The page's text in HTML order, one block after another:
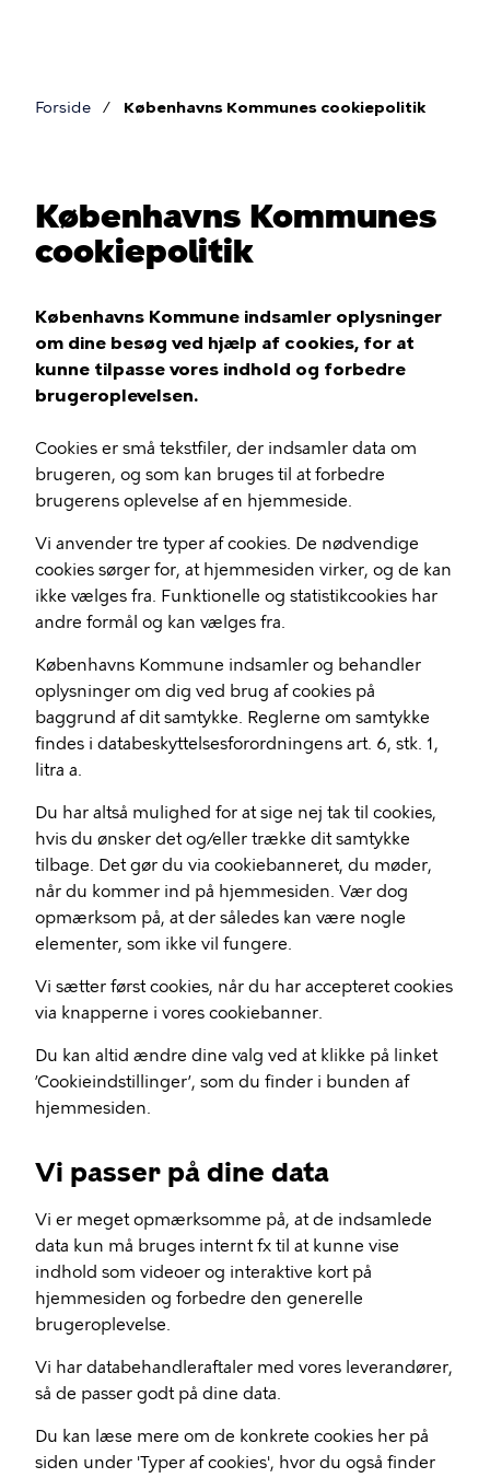
Forside Københavns Kommunes cookiepolitik
Københavns Kommunes
cookiepolitik
Københavns Kommune indsamler oplysninger
om dine besøg ved hjælp af cookies, for at
kunne tilpasse vores indhold og forbedre
brugeroplevelsen.
Cookies er små tekstfiler, der indsamler data om
brugeren, og som kan bruges til at forbedre
brugerens oplevelse af en hjemmeside.
Vi anvender tre typer af cookies. De nødvendige
cookies sørger for, at hjemmesiden virker, og de kan
ikke vælges fra. Funktionelle og statistikcookies har
andre formål og kan vælges fra.
Københavns Kommune indsamler og behandler
oplysninger om dig ved brug af cookies på
baggrund af dit samtykke. Reglerne om samtykke
findes i databeskyttelsesforordningens art. 6, stk. 1,
litra a.
Du har altså mulighed for at sige nej tak til cookies,
hvis du ønsker det og/eller trække dit samtykke
tilbage. Det gør du via cookiebanneret, du møder,
når du kommer ind på hjemmesiden. Vær dog
opmærksom på, at der således kan være nogle
elementer, som ikke vil fungere.
Vi sætter først cookies, når du har accepteret cookies
via knapperne i vores cookiebanner.
Du kan altid ændre dine valg ved at klikke på linket
’Cookieindstillinger’, som du finder i bunden af
hjemmesiden.
Vi passer på dine data
Vi er meget opmærksomme på, at de indsamlede
data kun må bruges internt fx til at kunne vise
indhold som videoer og interaktive kort på
hjemmesiden og forbedre den generelle
brugeroplevelse.
Vi har databehandleraftaler med vores leverandører,
så de passer godt på dine data.
Du kan læse mere om de konkrete cookies her på
siden under 'Typer af cookies', hvor du også finder